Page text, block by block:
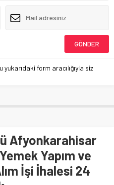
yukarıdaki form aracılığıyla siz
Afyonkarahisar
Yapım ve
İşi İhalesi 24